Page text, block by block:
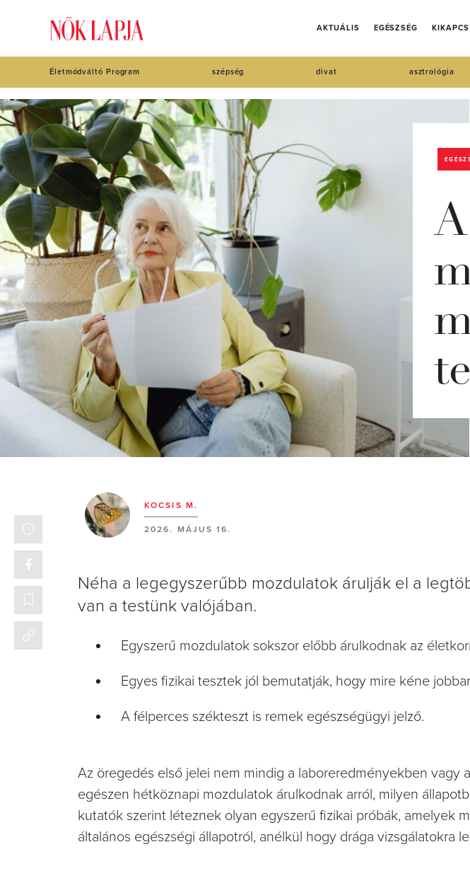
AKTUÁLIS EGÉSZSÉG KIKAPCS
Életmódváltó Program szépség divat asztrológia
KOCSIS M.
2026. MÁJUS 16.
Néha a legegyszerűbb mozdulatok árulják el a
van a testünk valójában.
Egyszerű mozdulatok sokszor előbb árulkodnak az
Egyes fizikai tesztek jól bemutatják, hogy mire kéne
A félperces székteszt is remek egészségügyi jelző.
Az öregedés első jelei nem mindig a laboreredményekben vagy
egészen hétköznapi mozdulatok árulkodnak arról, milyen
kutatók szerint léteznek olyan egyszerű fizikai próbák, amelyek
általános egészségi állapotról, anélkül hogy drága vizsgálatokra